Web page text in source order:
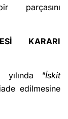
parçasını
KARARI
"İskit
edilmesine